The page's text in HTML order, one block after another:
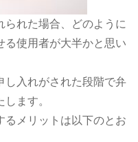
られた場合、どのように
る使用者が大半かと思い
し入れがされた段階で弁
ます。
るメリットは以下のとお